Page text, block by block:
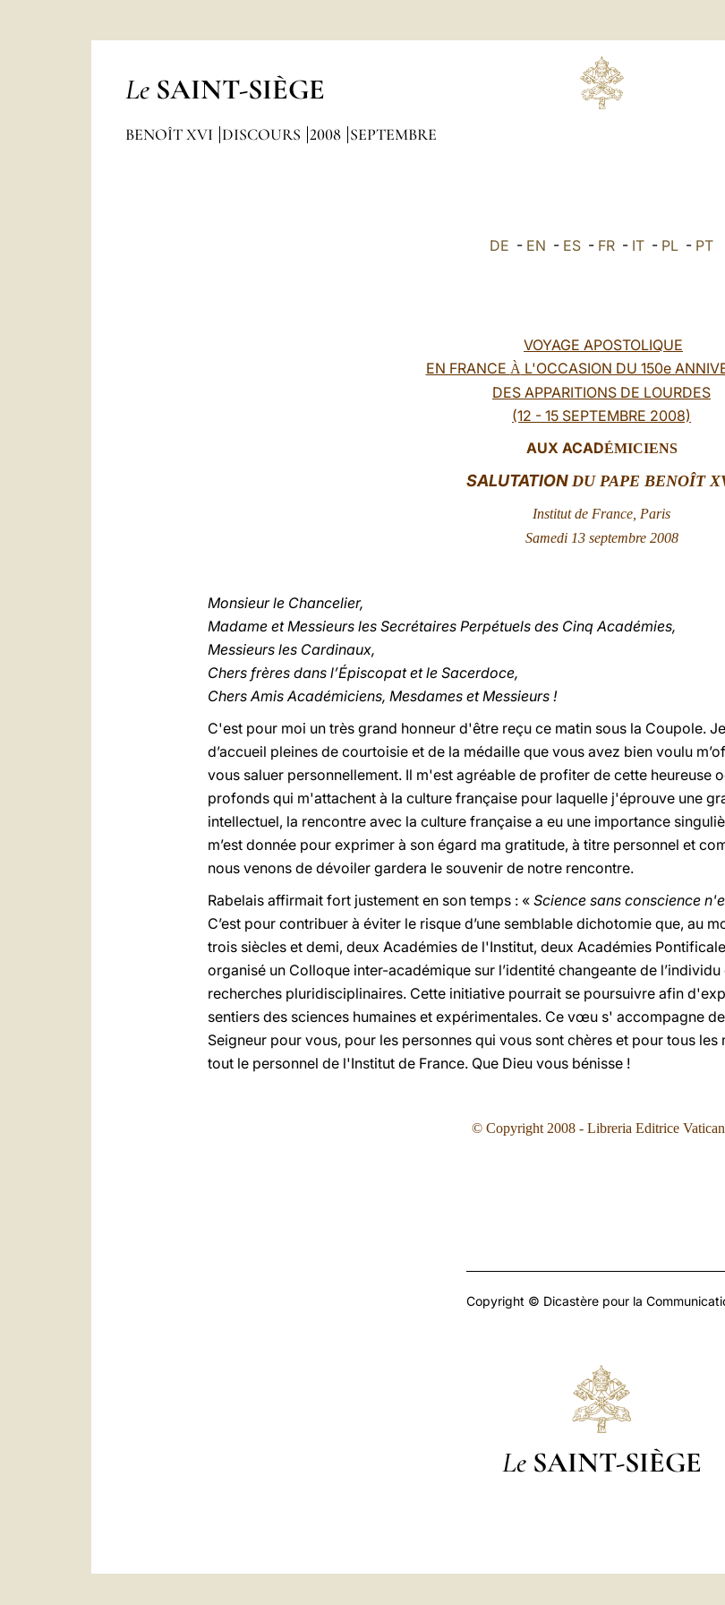
Le SAINT-SIÈGE
BENOÎT XVI DISCOURS 2008 SEPTEMBRE
DE - EN - ES - FR - IT - PL - PT
VOYAGE APOSTOLIQUE
EN FRANCE ÀL'OCCASION DU 150e
DES APPARITIONS DE LOURDES
(12 - 15 SEPTEMBRE 2008)
AUX ACADÉMICIENS
SALUTATION DU PAPE BENOÎT
Institut de France, Paris
Samedi 13 septembre2008
Monsieur le Chancelier,
Madame et Messieurs les Secrétaires Perpétuels des Cinq Académies,
Messieurs les Cardinaux,
Chers frères dans l’Épiscopat et le Sacerdoce,
Chers Amis Académiciens, Mesdames et Messieurs !
C'est pour moi un très grand honneur d'être reçu ce matin sous la Coupole.
d’accueil pleines de courtoisie et de la médaille que vous avez bien voulu
vous saluer personnellement. Il m'est agréable de profiter de cette heureuse
profonds qui m'attachent à la culture française pour laquelle j'éprouve une
intellectuel, la rencontre avec la culture française a eu une importance
m’est donnée pour exprimer à son égard ma gratitude, à titre personnel et
nous venons de dévoiler gardera le souvenir de notre rencontre.
Rabelais affirmait fort justement en son temps : « Science sans conscience
C’est pour contribuer à éviter le risque d’une semblable dichotomie que, au
trois siècles et demi, deux Académies de l'Institut, deux Académies
organisé un Colloque inter-académique sur l’identité changeante de
recherches pluridisciplinaires. Cette initiative pourrait se poursuivre afin
sentiers des sciences humaines et expérimentales. Ce vœu s' accompagne
Seigneur pour vous, pour les personnes qui vous sont chères et pour tous
tout le personnel de l'Institut de France. Que Dieu vous bénisse !
© Copyright 2008 - Libreria Editrice
Copyright © Dicastère pour la
Le SAINT-SIÈGE